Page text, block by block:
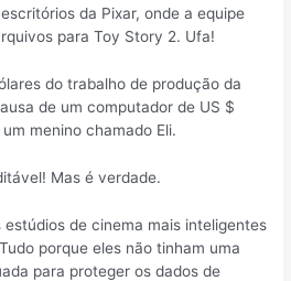
da Pixar, onde a equipe
para Toy Story 2. Ufa!
do trabalho de produção da
de um computador de US $
menino chamado Eli.
Mas é verdade.
de cinema mais inteligentes
porque eles não tinham uma
para proteger os dados de